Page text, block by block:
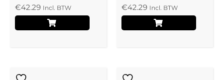
€42.29 Incl. BTW
€42.29 Incl. BTW